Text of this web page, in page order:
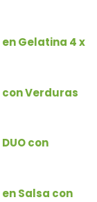
Gelatina 4 x
con Verduras
con
Salsa con